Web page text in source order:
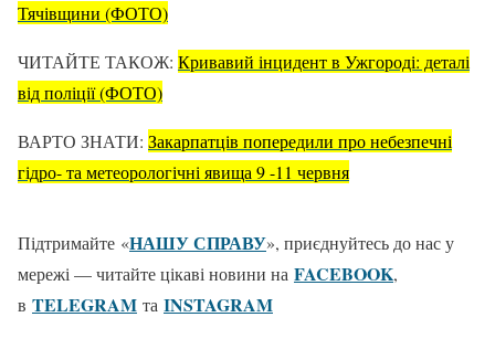
Тячівщини (ФОТО)
ЧИТАЙТЕ ТАКОЖ: Кривавий інцидент в Ужгороді: деталі
від поліції (ФОТО)
ВАРТО ЗНАТИ: Закарпатців попередили про небезпечні
гідро- та метеорологічні явища 9 -11 червня
Підтримайте «НАШУ СПРАВУ», приєднуйтесь до нас у
мережі — читайте цікаві новини на FACEBOOK,
в TELEGRAM та ІNSTAGRAM